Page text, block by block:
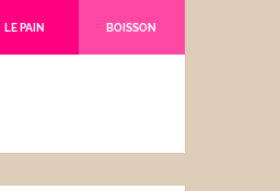
LE PAIN BOISSON